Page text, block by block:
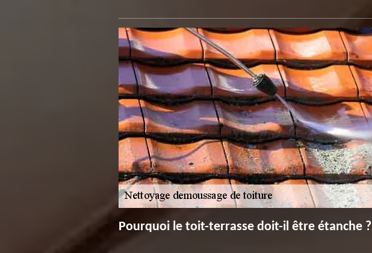
Pourquoi le toit-terrasse doit-il être étanche ?